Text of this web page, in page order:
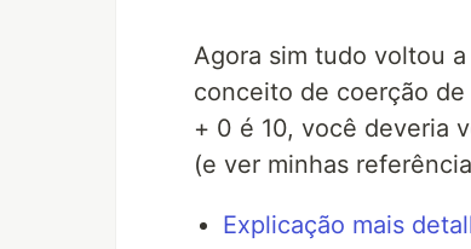
Agora sim tudo voltou
conceito de coerção de
+ 0 é 10, você deveria
(e ver minhas
Explicação mais